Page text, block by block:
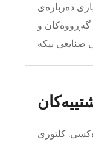
دەربارەی
گەڕووەکان و
کلتوری